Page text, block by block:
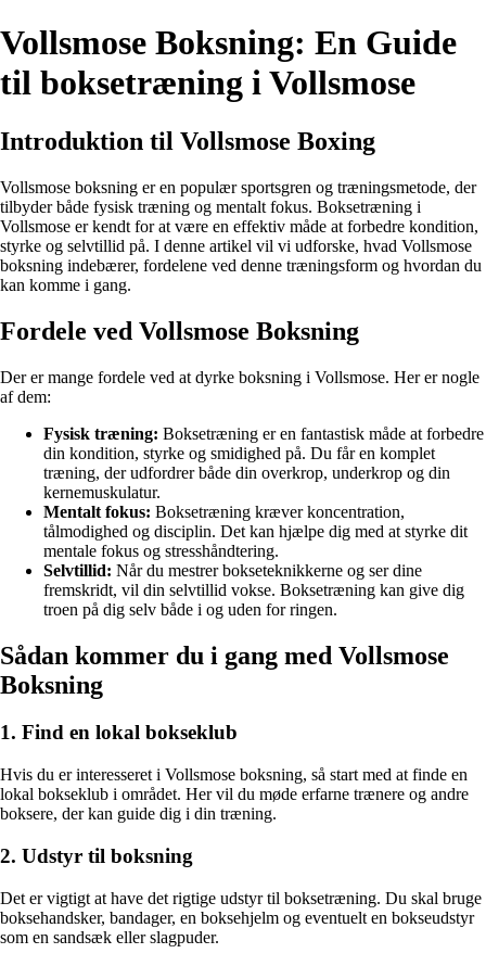
Vollsmose Boksning: En Guide
til boksetræning i Vollsmose
Introduktion til Vollsmose Boxing
Vollsmose boksning er en populær sportsgren og træningsmetode, der
tilbyder både fysisk træning og mentalt fokus. Boksetræning i
Vollsmose er kendt for at være en effektiv måde at forbedre kondition,
styrke og selvtillid på. I denne artikel vil vi udforske, hvad Vollsmose
boksning indebærer, fordelene ved denne træningsform og hvordan du
kan komme i gang.
Fordele ved Vollsmose Boksning
Der er mange fordele ved at dyrke boksning i Vollsmose. Her er nogle
af dem:
Fysisk træning: Boksetræning er en fantastisk måde at forbedre
din kondition, styrke og smidighed på. Du får en komplet
træning, der udfordrer både din overkrop, underkrop og din
kernemuskulatur.
Mentalt fokus: Boksetræning kræver koncentration,
tålmodighed og disciplin. Det kan hjælpe dig med at styrke dit
mentale fokus og stresshåndtering.
Selvtillid: Når du mestrer bokseteknikkerne og ser dine
fremskridt, vil din selvtillid vokse. Boksetræning kan give dig
troen på dig selv både i og uden for ringen.
Sådan kommer du i gang med Vollsmose
Boksning
1. Find en lokal bokseklub
Hvis du er interesseret i Vollsmose boksning, så start med at finde en
lokal bokseklub i området. Her vil du møde erfarne trænere og andre
boksere, der kan guide dig i din træning.
2. Udstyr til boksning
Det er vigtigt at have det rigtige udstyr til boksetræning. Du skal bruge
boksehandsker, bandager, en boksehjelm og eventuelt en bokseudstyr
som en sandsæk eller slagpuder.